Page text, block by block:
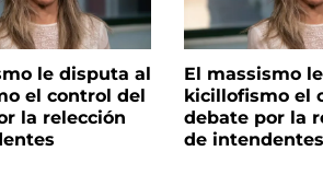
le disputa al
el control del
la relección
El massismo
kicillofismo el
debate por la
de intendentes